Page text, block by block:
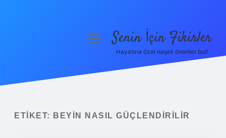
Yasal Uyarı
menüyüSenin İçin Fikirler
Hayatına özel neşeli öneriler bul!
ETIKET: BEYIN NASIL GÜÇLENDIRILIR